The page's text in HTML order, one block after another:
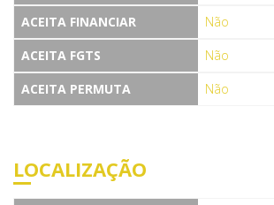
ACEITA FINANCIAR
Não
ACEITA FGTS
Não
ACEITA PERMUTA
Não
LOCALIZAÇÃO